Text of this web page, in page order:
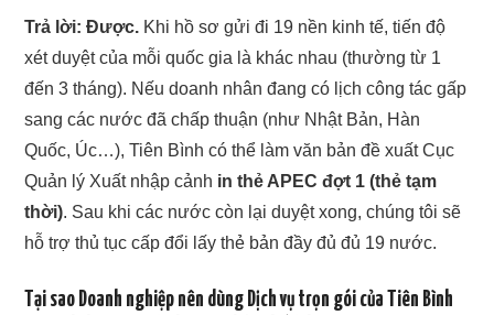
Trả lời: Được. Khi hồ sơ gửi đi 19 nền kinh tế, tiến độ
xét duyệt của mỗi quốc gia là khác nhau (thường từ 1
đến 3 tháng). Nếu doanh nhân đang có lịch công tác gấp
sang các nước đã chấp thuận (như Nhật Bản, Hàn
Quốc, Úc…), Tiên Bình có thể làm văn bản đề xuất Cục
Quản lý Xuất nhập cảnh in thẻ APEC đợt 1 (thẻ tạm
thời). Sau khi các nước còn lại duyệt xong, chúng tôi sẽ
hỗ trợ thủ tục cấp đổi lấy thẻ bản đầy đủ đủ 19 nước.
Tại sao Doanh nghiệp nên dùng Dịch vụ trọn gói của Tiên Bình